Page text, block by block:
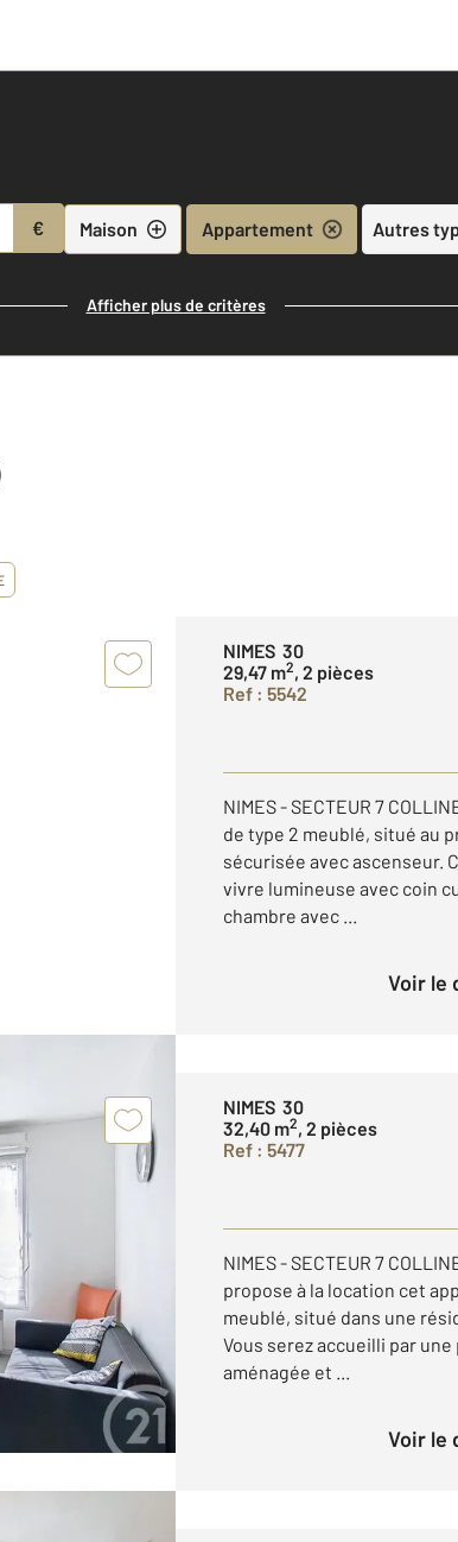
€ Maison Appartement Autres
Afficher plus de critères
NIMES 30
29,47 m2, 2 pièces
Ref : 5542
NIMES - SECTEUR 7
de type 2 meublé, situé au
sécurisée avec ascenseur.
vivre lumineuse avec coin
chambre avec ...
Voir
NIMES 30
32,40 m2, 2 pièces
Ref : 5477
NIMES - SECTEUR 7
propose à la location cet
meublé, situé dans une
Vous serez accueilli par
aménagée et ...
Voir